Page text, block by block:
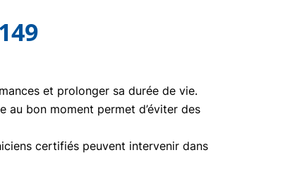
et prolonger sa durée de vie.
bon moment permet d’éviter des
certifiés peuvent intervenir dans